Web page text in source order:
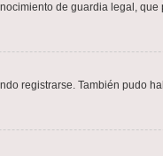
de guardia legal,
registrarse. También pudo